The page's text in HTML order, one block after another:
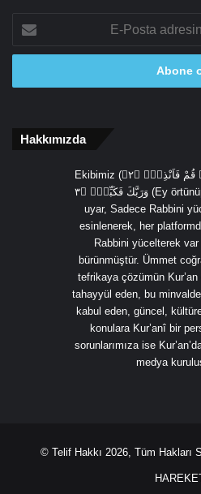
Posta
adresinizi
Hakkımızda
Ekibimiz (يَٓا اَيُّهَا الْمُدَّثِّرُۙ ﴿١﴾ قُمْ فَاَنْذِرْۙ ﴿٢﴾
وَرَبَّكَ فَكَبِّرْۙ ﴿٣ (Ey örtünüp bürünen, Kalk ve
uyar, Sadece Rabbini
esinlenerek, her
Rabbini yücelterek
bürünmüştür. Ümmet
tefrikaya çözümün Kur’an
tahayyül eden, bu minvalde
kabul eden, güncel,
konulara Kur’anî bir
sorunlarımıza ise
medya
© Telif Hakkı 2026, Tüm Hakları